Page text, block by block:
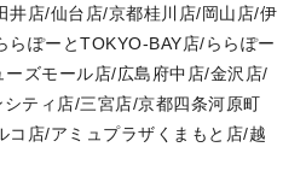
井店/仙台店/京都桂川店/岡山店/伊
らぽーとTOKYO-BAY店/ららぽー
ズモール店/広島府中店/金沢店/
ティ店/三宮店/京都四条河原町
コ店/アミュプラザくまもと店/越